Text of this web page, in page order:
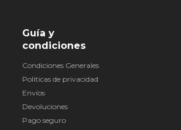
Guía y
condiciones
Condiciones Generales
Politicas de privacidad
Envíos
Devoluciones
Pago seguro